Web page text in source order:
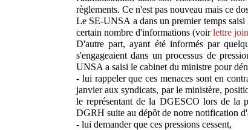
règlements. Ce n'est pas nouveau mais ce
Le SE-UNSA a dans un premier temps
certain nombre d'informations (voirlettre
D'autre part, ayant été informés par
s'engageaient dans un processus de
UNSA a saisi le cabinet du ministre pour
- lui rappeler que ces menaces sont en
janvier aux syndicats, par le ministère,
le représentant de la DGESCO lors de la
DGRH suite au dépôt de notre notification
- lui demander que ces pressions cessent,